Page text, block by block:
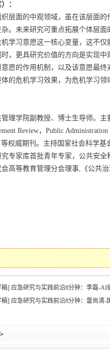
：
层面的中观领域，虽在该层面
。未来研究可重点拓展个体层
学习意愿这一核心变量，这不
，更具研究价值的方向是实现
愿的作用机制，以及该意愿最
的危机学习效果，为危机学习
理学院副教授、博士生导师。
Review，Public Administration
等权威期刊。主持国家社会科学
专家库首批青年专家，公共安
高等教育管理分会理事,《公共
稿] 应急研究与实践前沿8分钟：李磊-AI
稿] 应急研究与实践前沿8分钟：雷尚清